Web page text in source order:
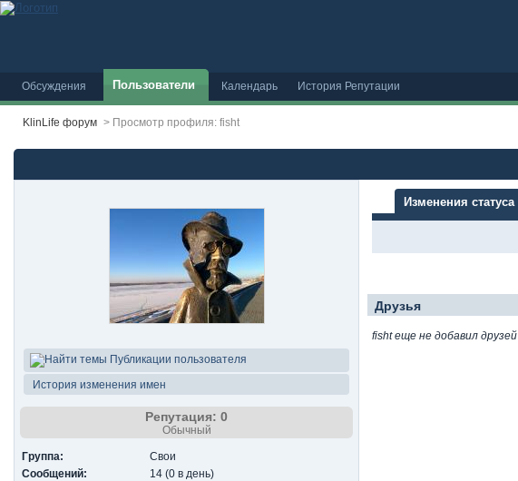
Обсуждения Пользователи Календарь История Репутации
KlinLife форум > Просмотр профиля: fisht
Публикации пользователя
История изменения имен
Репутация: 0
Обычный
Группа:
Свои
Сообщений:
14 (0 в день)
Изменения статуса
Друзья
fisht еще не добавил друзей